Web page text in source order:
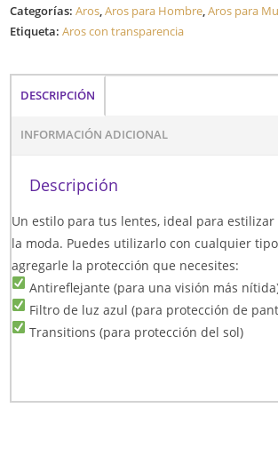
Categorías:Aros,Aros para Hombre,Aros para
Etiqueta:Aros con transparencia
DESCRIPCIÓN
INFORMACIÓN ADICIONAL
Descripción
Un estilo para tus lentes, ideal para
la moda. Puedes utilizarlo con cualquier
agregarle la protección que necesites:
Antireflejante (para una visión más
Filtro de luz azul (para protección de
Transitions (para protección del sol)